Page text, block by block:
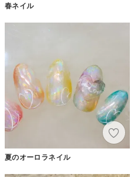
春ネイル
夏のオーロラネイル